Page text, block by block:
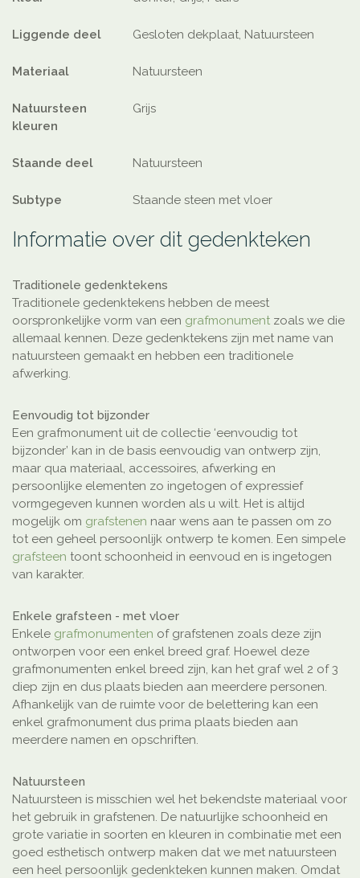
Liggende deel Gesloten dekplaat, Natuursteen
Materiaal Natuursteen
Natuursteen
kleuren
Grijs
Staande deel Natuursteen
Subtype Staande steen met vloer
Informatie over dit gedenkteken
Traditionele gedenktekens
Traditionele gedenktekens hebben de meest
oorspronkelijke vorm van een grafmonument zoals we die
allemaal kennen. Deze gedenktekens zijn met name van
natuursteen gemaakt en hebben een traditionele
afwerking.
Eenvoudig tot bijzonder
Een grafmonument uit de collectie ‘eenvoudig tot
bijzonder’ kan in de basis eenvoudig van ontwerp zijn,
maar qua materiaal, accessoires, afwerking en
persoonlijke elementen zo ingetogen of expressief
vormgegeven kunnen worden als u wilt. Het is altijd
mogelijk om grafstenen naar wens aan te passen om zo
tot een geheel persoonlijk ontwerp te komen. Een simpele
grafsteen toont schoonheid in eenvoud en is ingetogen
van karakter.
Enkele grafsteen - met vloer
Enkele grafmonumenten of grafstenen zoals deze zijn
ontworpen voor een enkel breed graf. Hoewel deze
grafmonumenten enkel breed zijn, kan het graf wel 2 of 3
diep zijn en dus plaats bieden aan meerdere personen.
Afhankelijk van de ruimte voor de belettering kan een
enkel grafmonument dus prima plaats bieden aan
meerdere namen en opschriften.
Natuursteen
Natuursteen is misschien wel het bekendste materiaal voor
het gebruik in grafstenen. De natuurlijke schoonheid en
grote variatie in soorten en kleuren in combinatie met een
goed esthetisch ontwerp maken dat we met natuursteen
een heel persoonlijk gedenkteken kunnen maken. Omdat